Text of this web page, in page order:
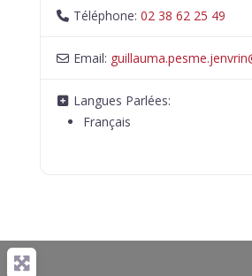
Téléphone:02 38 62 25 49
Email: guillauma.pesme.jenvrin
Langues Parlées:
Français